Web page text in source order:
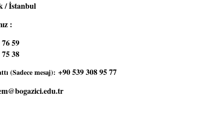
/ İstanbul
:
59
38
(Sadece mesaj): +90 539 308 95 77